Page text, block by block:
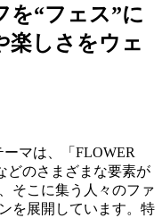
を“フェス”に
楽しさをウェ
ーマは、「 FLOWER
どのさまざまな要素が
そこに集う人々のファ
を展開しています。特